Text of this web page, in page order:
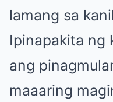
lamang sa
Ipinapakita ng
ang
maaaring